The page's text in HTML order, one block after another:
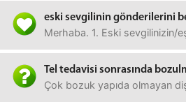
eski sevgilinin gönderilerini
Merhaba. 1. Eski sevgilinizin/
Tel tedavisi sonrasında
Çok bozuk yapıda olmayan